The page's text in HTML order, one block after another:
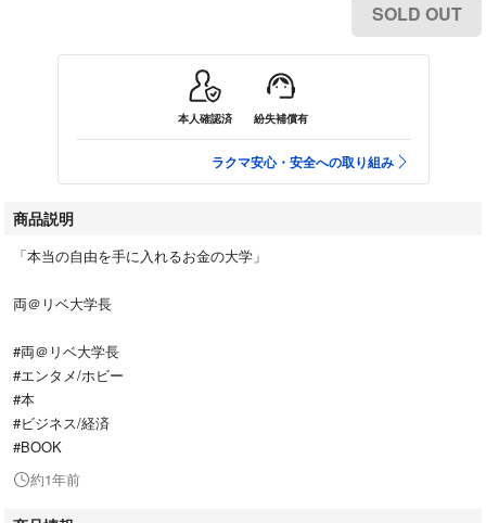
SOLD OUT
本人確認済 紛失補償有
ラクマ安心・安全への取り組み
商品説明
「本当の自由を手に入れるお金の大学」
両＠リベ大学長
#両＠リベ大学長
#エンタメ/ホビー
#本
#ビジネス/経済
#BOOK
約1年前